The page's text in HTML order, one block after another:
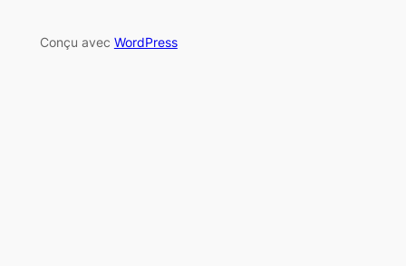
Conçu avec WordPress